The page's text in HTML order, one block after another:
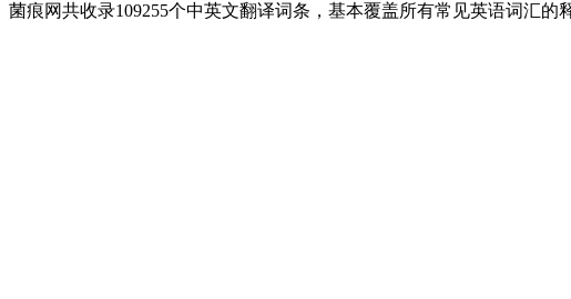
菌痕网共收录109255个中英文翻译词条，基本覆盖所有常见英语词汇